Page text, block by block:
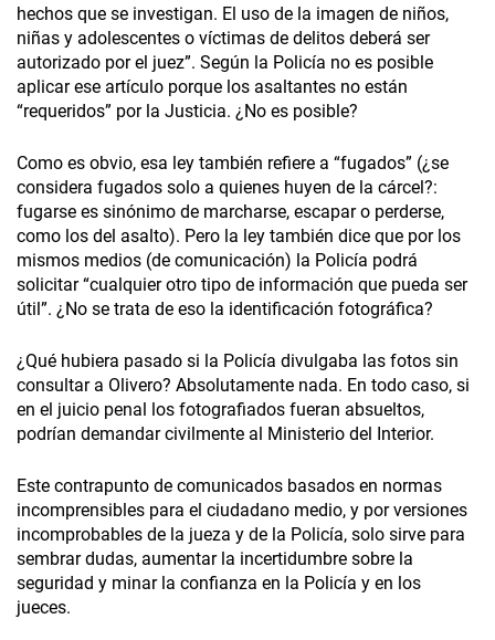
hechos que se investigan. El uso de la imagen de niños,
niñas y adolescentes o víctimas de delitos deberá ser
autorizado por el juez”. Según la Policía no es posible
aplicar ese artículo porque los asaltantes no están
“requeridos” por la Justicia. ¿No es posible?
Como es obvio, esa ley también refiere a “fugados” (¿se
considera fugados solo a quienes huyen de la cárcel?:
fugarse es sinónimo de marcharse, escapar o perderse,
como los del asalto). Pero la ley también dice que por los
mismos medios (de comunicación) la Policía podrá
solicitar “cualquier otro tipo de información que pueda ser
útil”. ¿No se trata de eso la identificación fotográfica?
¿Qué hubiera pasado si la Policía divulgaba las fotos sin
consultar a Olivero? Absolutamente nada. En todo caso, si
en el juicio penal los fotografiados fueran absueltos,
podrían demandar civilmente al Ministerio del Interior.
Este contrapunto de comunicados basados en normas
incomprensibles para el ciudadano medio, y por versiones
incomprobables de la jueza y de la Policía, solo sirve para
sembrar dudas, aumentar la incertidumbre sobre la
seguridad y minar la confianza en la Policía y en los
jueces.